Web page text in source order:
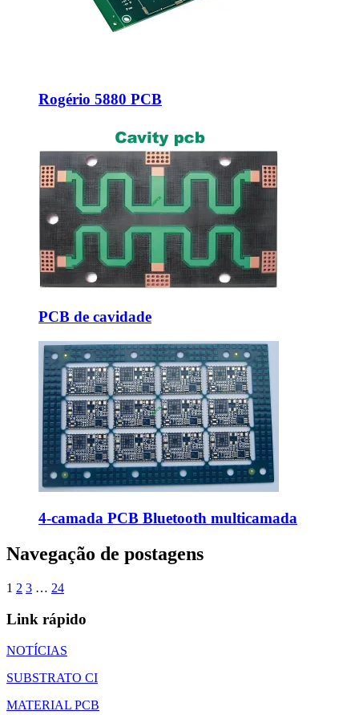
Rogério 5880 PCB
PCB de cavidade
4-camada PCB Bluetooth multicamada
Navegação de postagens
1 2 3 … 24
Link rápido
NOTÍCIAS
SUBSTRATO CI
MATERIAL PCB